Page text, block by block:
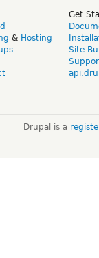
& Hosting
Get
Site
Drupal is a